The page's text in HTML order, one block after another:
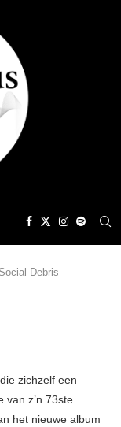
Debris
zichzelf een
van z’n 73ste
het nieuwe album